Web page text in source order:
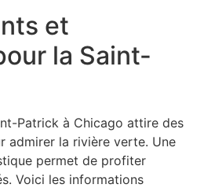
et
la Saint-
Patrick à Chicago attire des
admirer la rivière verte. Une
permet de profiter
Voici les informations